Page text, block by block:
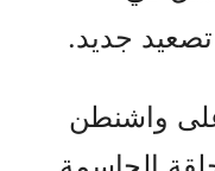
تصعيد جديد.
على واشنطن